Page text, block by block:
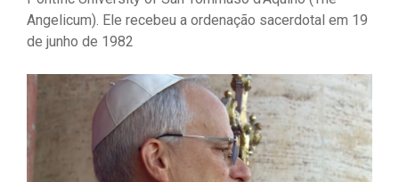
Angelicum). Ele recebeu a ordenação sacerdotal em 19
de junho de 1982